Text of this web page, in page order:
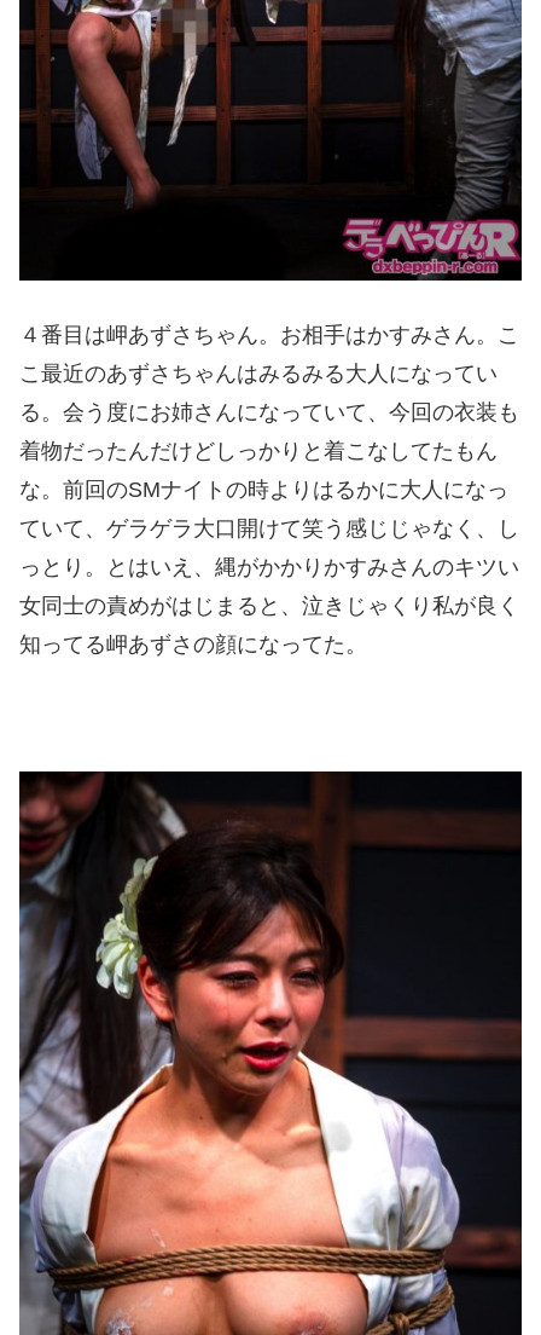
４番目は岬あずさちゃん。お相手はかすみさん。こ
こ最近のあずさちゃんはみるみる大人になってい
る。会う度にお姉さんになっていて、今回の衣装も
着物だったんだけどしっかりと着こなしてたもん
な。前回のSMナイトの時よりはるかに大人になっ
ていて、ゲラゲラ大口開けて笑う感じじゃなく、し
っとり。とはいえ、縄がかかりかすみさんのキツい
女同士の責めがはじまると、泣きじゃくり私が良く
知ってる岬あずさの顔になってた。